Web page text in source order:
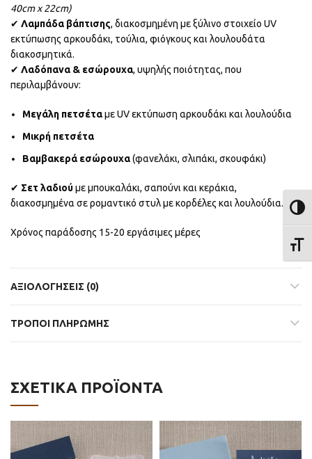
40cm x 22cm)
✔ Λαμπάδα βάπτισης, διακοσμημένη με ξύλινο στοιχείο UV
εκτύπωσης αρκουδάκι, τούλια, φιόγκους και λουλουδάτα
διακοσμητικά.
✔ Λαδόπανα & εσώρουχα, υψηλής ποιότητας, που
περιλαμβάνουν:
Μεγάλη πετσέταμε UV εκτύπωση αρκουδάκι και λουλούδια
Μικρή πετσέτα
Βαμβακερά εσώρουχα(φανελάκι, σλιπάκι, σκουφάκι)
✔ Σετ λαδιούμε μπουκαλάκι, σαπούνι και κεράκια,
διακοσμημένα σε ρομαντικό στυλ με κορδέλες και λουλούδια.
Χρόνος παράδοσης 15-20 εργάσιμες μέρες
ΑΞΙΟΛΟΓΉΣΕΙΣ (0)
ΤΡΟΠΟΙ ΠΛΗΡΩΜΗΣ
ΣΧΕΤΙΚΆ ΠΡΟΪΌΝΤΑ